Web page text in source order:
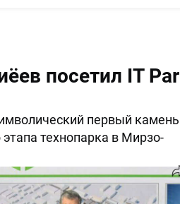
посетил IT
первый камень
этапа технопарка в Мирзо-